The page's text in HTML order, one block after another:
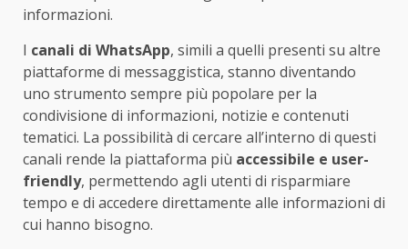
informazioni.
I canali di WhatsApp, simili a quelli presenti su altre
piattaforme di messaggistica, stanno diventando
uno strumento sempre più popolare per la
condivisione di informazioni, notizie e contenuti
tematici. La possibilità di cercare all’interno di questi
canali rende la piattaforma più accessibile e user-
friendly, permettendo agli utenti di risparmiare
tempo e di accedere direttamente alle informazioni di
cui hanno bisogno.